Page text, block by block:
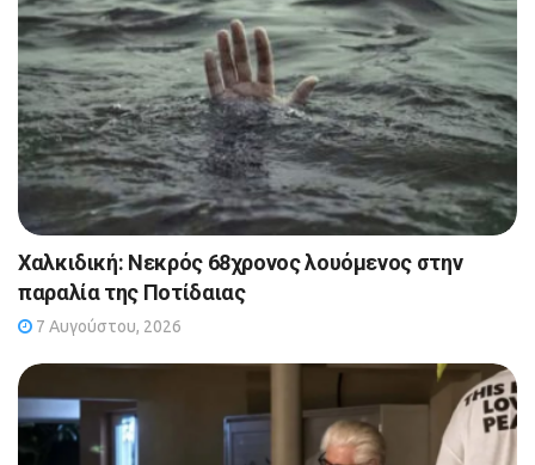
Χαλκιδική: Νεκρός 68χρονος λουόμενος στην
παραλία της Ποτίδαιας
7 Αυγούστου, 2026